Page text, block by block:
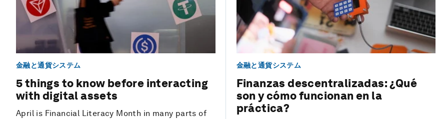
金融と通貨システム
5 things to know before interacting
with digital assets
April is Financial Literacy Month in many parts of
金融と通貨システム
Finanzas descentralizadas: ¿Qué
son y cómo funcionan en la
práctica?